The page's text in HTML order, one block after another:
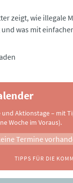
zeigt, wie illegale
was mit
und Aktionstage – mit
Woche im Voraus).
Termine
TIPPS FÜR DIE